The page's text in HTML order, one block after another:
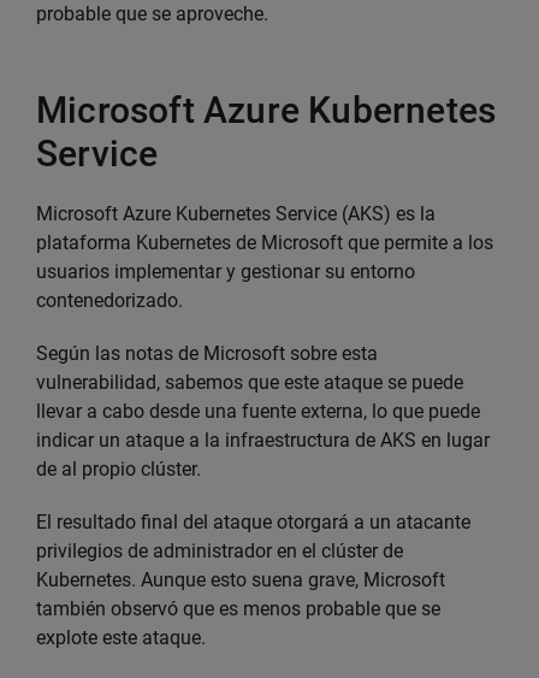
probable que se aproveche.
Microsoft Azure Kubernetes
Service
Microsoft Azure Kubernetes Service (AKS) es la
plataforma Kubernetes de Microsoft que permite a los
usuarios implementar y gestionar su entorno
contenedorizado.
Según las notas de Microsoft sobre esta
vulnerabilidad, sabemos que este ataque se puede
llevar a cabo desde una fuente externa, lo que puede
indicar un ataque a la infraestructura de AKS en lugar
de al propio clúster.
El resultado final del ataque otorgará a un atacante
privilegios de administrador en el clúster de
Kubernetes. Aunque esto suena grave, Microsoft
también observó que es menos probable que se
explote este ataque.